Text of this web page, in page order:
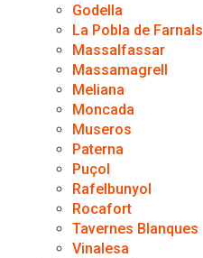
Godella
La Pobla de Farnals
Massalfassar
Massamagrell
Meliana
Moncada
Museros
Paterna
Puçol
Rafelbunyol
Rocafort
Tavernes Blanques
Vinalesa